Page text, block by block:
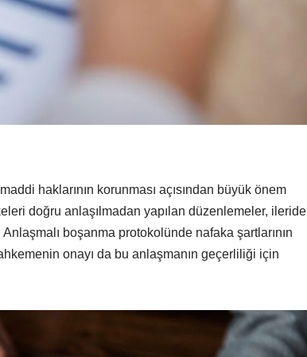
haklarının korunması açısından büyük önem
doğru anlaşılmadan yapılan düzenlemeler, ileride
boşanma protokolünde nafaka şartlarının
onayı da bu anlaşmanın geçerliliği için